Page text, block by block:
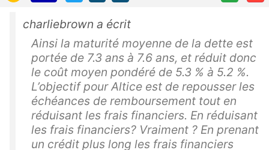
charliebrown a écrit
Ainsi la maturité moyenne de la dette est
portée de 7.3 ans à 7.6 ans, et réduit donc
le coût moyen pondéré de 5.3 % à 5.2 %.
L’objectif pour Altice est de repousser les
échéances de remboursement tout en
réduisant les frais financiers. En réduisant
les frais financiers? Vraiment ? En prenant
un crédit plus long les frais financiers